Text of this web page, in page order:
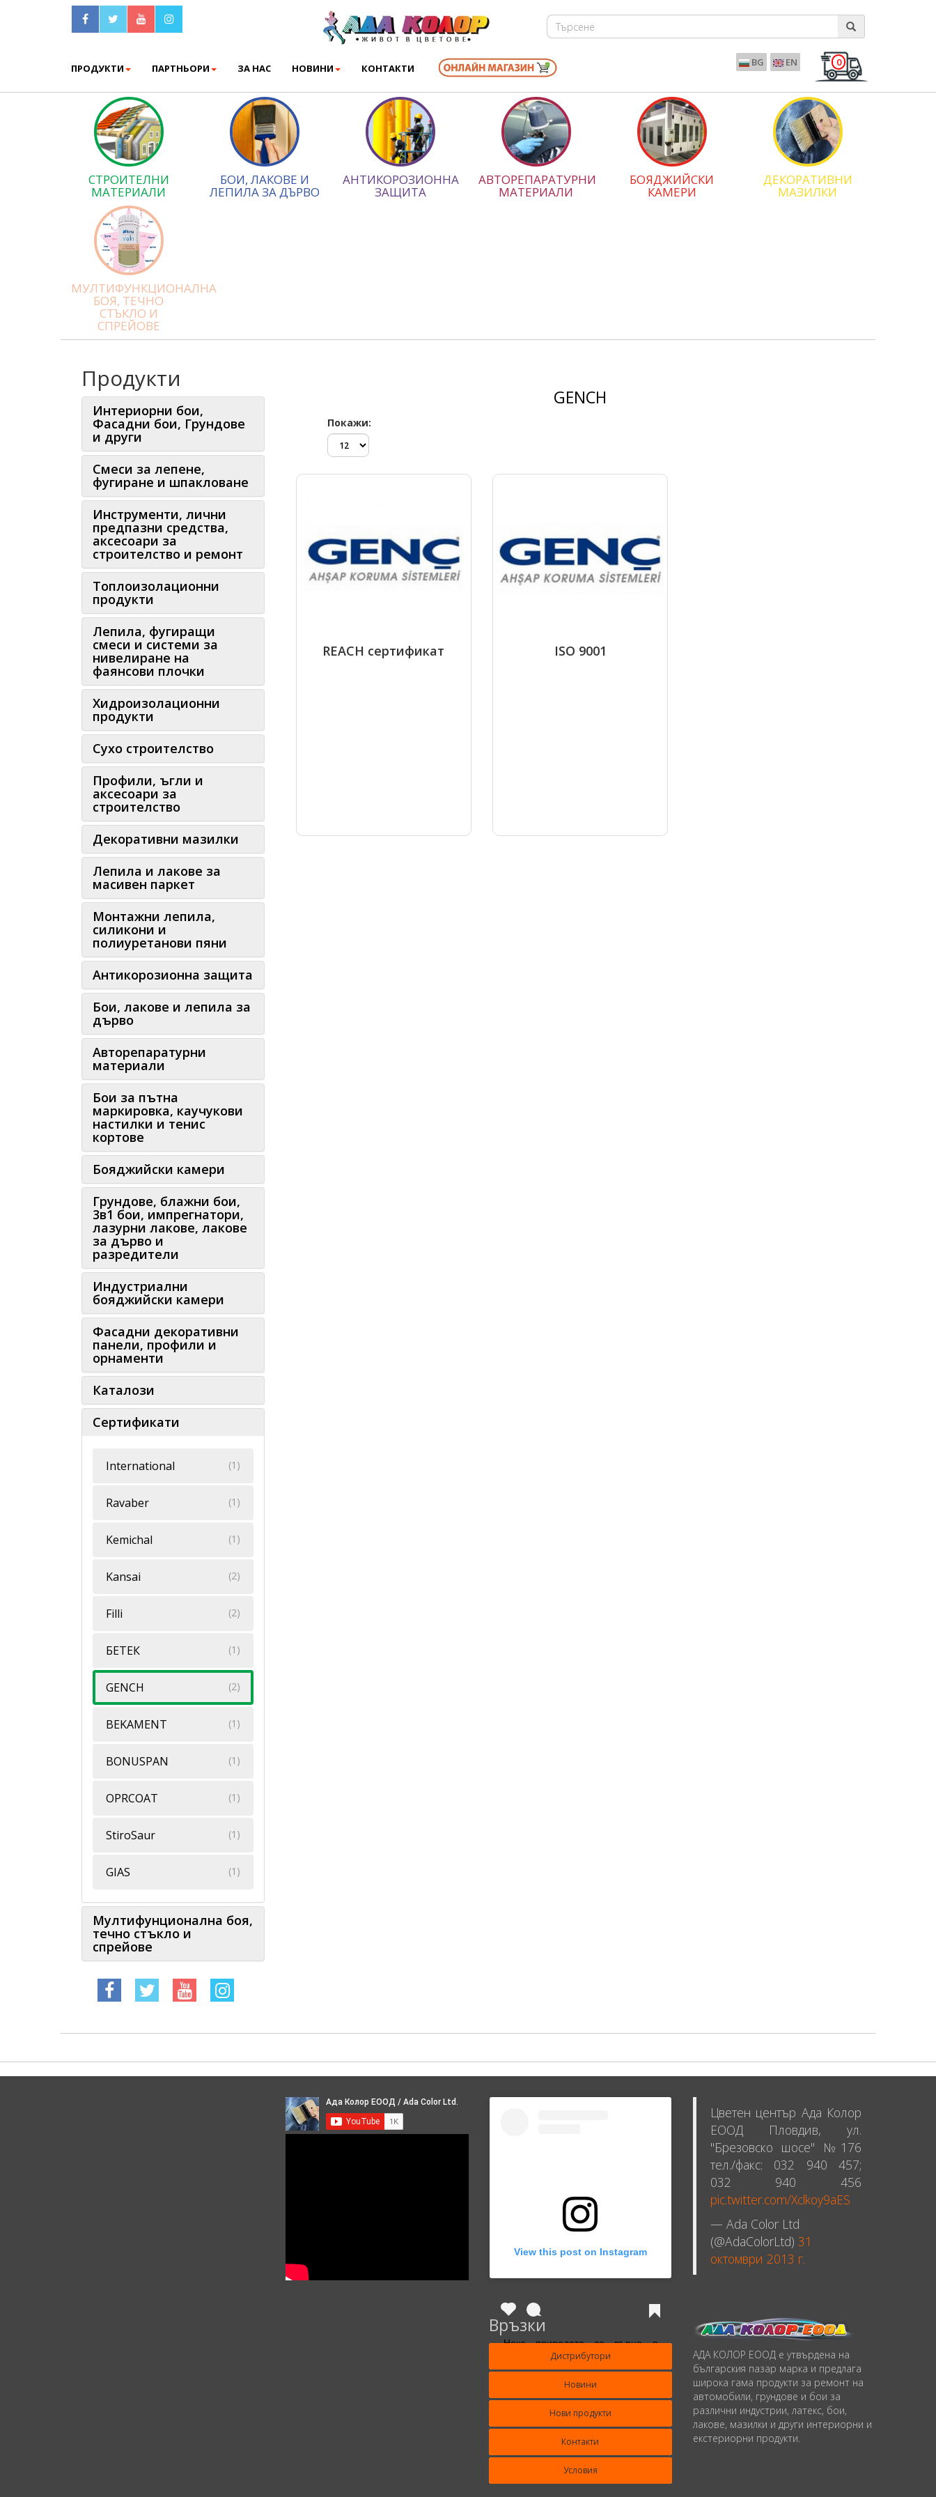
ПРОДУКТИ ПАРТНЬОРИ ЗА НАС НОВИНИ КОНТАКТИ BG EN 0
СТРОИТЕЛНИ
МАТЕРИАЛИ
БОИ, ЛАКОВЕ И
ЛЕПИЛА ЗА ДЪРВО
АНТИКОРОЗИОННА
ЗАЩИТА
АВТОРЕПАРАТУРНИ
МАТЕРИАЛИ
БОЯДЖИЙСКИ
КАМЕРИ
ДЕКОРАТИВНИ
МАЗИЛКИ
МУЛТИФУНКЦИОНАЛНА
БОЯ, ТЕЧНО
СТЪКЛО И
СПРЕЙОВЕ
Продукти
Интериорни бои,
Фасадни бои, Грундове
и други
Смеси за лепене,
фугиране и шпакловане
Инструменти, лични
предпазни средства,
аксесоари за
строителство и ремонт
Топлоизолационни
продукти
Лепила, фугиращи
смеси и системи за
нивелиране на
фаянсови плочки
Хидроизолационни
продукти
Сухо строителство
Профили, ъгли и
аксесоари за
строителство
Декоративни мазилки
Лепила и лакове за
масивен паркет
Монтажни лепила,
силикони и
полиуретанови пяни
Антикорозионна защита
Бои, лакове и лепила за
дърво
Авторепаратурни
материали
Бои за пътна
маркировка, каучукови
настилки и тенис
кортове
Бояджийски камери
Грундове, блажни бои,
3в1 бои, импрегнатори,
лазурни лакове, лакове
за дърво и
разредители
Индустриални
бояджийски камери
Фасадни декоративни
панели, профили и
орнаменти
Каталози
Сертификати
(1)
International
(1)
Ravaber
(1)
Kemichal
(2)
Kansai
(2)
Filli
(1)
БЕТЕК
(2)
GENCH
(1)
BEKAMENT
(1)
BONUSPAN
(1)
OPRCOAT
(1)
StiroSaur
(1)
GIAS
Мултифунционална боя,
течно стъкло и
спрейове
GENCH
Покажи:
REACH сертификат ISO 9001
View this post on Instagram
Нека природата се върне в
A post shared byАда Колор ЕООД&Ada Color Ltd. (@adacolorltd) on Feb 7, 2020 at 1:39am PST
Цветен център Ада Колор
ЕООД Пловдив, ул.
"Брезовско шосе" №176
тел./факс: 032 940 457;
032 940 456
pic.twitter.com/Xclkoy9aES
— Ada Color Ltd
(@AdaColorLtd) 31
октомври 2013 г.
Връзки
Дистрибутори
Новини
Нови продукти
Контакти
Условия
АДА КОЛОР ЕООД е утвърдена на
българския пазар марка и предлага
широка гама продукти за ремонт на
автомобили, грундове и бои за
различни индустрии, латекс, бои,
лакове, мазилки и други интериорни и
екстериорни продукти.